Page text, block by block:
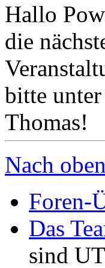
Hallo
die
bitte unter
Thomas!
Nach oben
Foren-
Das
sind